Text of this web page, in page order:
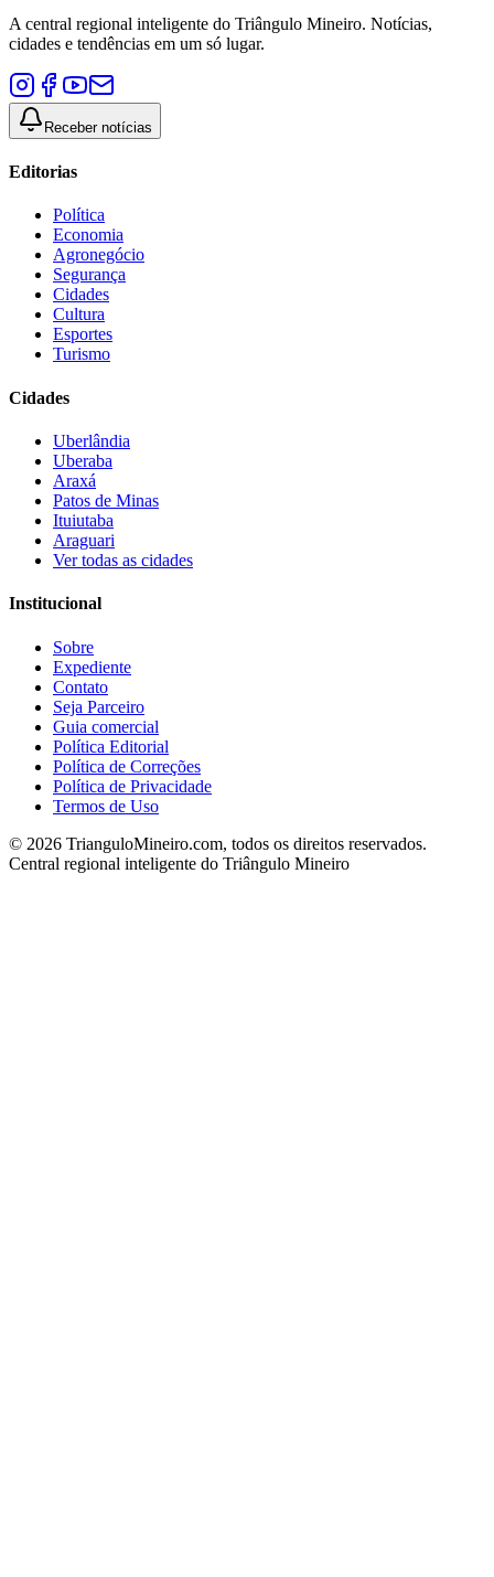
A central regional inteligente do Triângulo Mineiro. Notícias,
cidades e tendências em um só lugar.
Receber notícias
Editorias
Política
Economia
Agronegócio
Segurança
Cidades
Cultura
Esportes
Turismo
Cidades
Uberlândia
Uberaba
Araxá
Patos de Minas
Ituiutaba
Araguari
Ver todas as cidades
Institucional
Sobre
Expediente
Contato
Seja Parceiro
Guia comercial
Política Editorial
Política de Correções
Política de Privacidade
Termos de Uso
© 2026 TrianguloMineiro.com, todos os direitos reservados.
Central regional inteligente do Triângulo Mineiro